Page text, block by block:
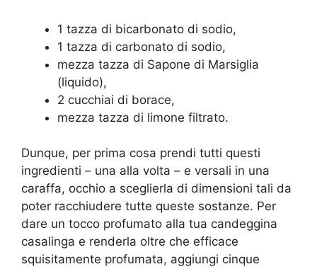
1 tazza di bicarbonato di sodio,
1 tazza di carbonato di sodio,
mezza tazza di Sapone di Marsiglia
(liquido),
2 cucchiai di borace,
mezza tazza di limone filtrato.
Dunque, per prima cosa prendi tutti questi
ingredienti – una alla volta – e versali in una
caraffa, occhio a sceglierla di dimensioni tali da
poter racchiudere tutte queste sostanze. Per
dare un tocco profumato alla tua candeggina
casalinga e renderla oltre che efficace
squisitamente profumata, aggiungi cinque